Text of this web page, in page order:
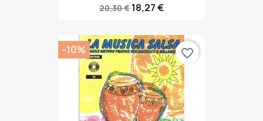
20,30 € 18,27 €
-10% favorite_border